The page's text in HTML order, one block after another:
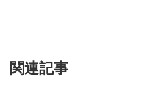
関連記事